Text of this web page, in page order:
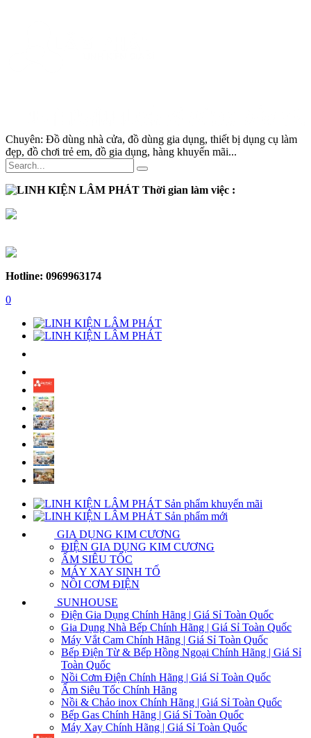
Chuyên: Đồ dùng nhà cửa, đồ dùng gia dụng, thiết bị dụng cụ làm
đẹp, đồ chơi trẻ em, đồ gia dụng, hàng khuyến mãi...
Thời gian làm việc :
Hotline: 0969963174
0
Sản phẩm khuyến mãi
Sản phẩm mới
GIA DỤNG KIM CƯƠNG
ĐIỆN GIA DỤNG KIM CƯƠNG
ẤM SIÊU TỐC
MÁY XAY SINH TỐ
NỒI CƠM ĐIỆN
SUNHOUSE
Điện Gia Dụng Chính Hãng | Giá Sỉ Toàn Quốc
Gia Dụng Nhà Bếp Chính Hãng | Giá Sỉ Toàn Quốc
Máy Vắt Cam Chính Hãng | Giá Sỉ Toàn Quốc
Bếp Điện Từ & Bếp Hồng Ngoại Chính Hãng | Giá Sỉ
Toàn Quốc
Nồi Cơm Điện Chính Hãng | Giá Sỉ Toàn Quốc
Ấm Siêu Tốc Chính Hãng
Nồi & Chảo inox Chính Hãng | Giá Sỉ Toàn Quốc
Bếp Gas Chính Hãng | Giá Sỉ Toàn Quốc
Máy Xay Chính Hãng | Giá Sỉ Toàn Quốc